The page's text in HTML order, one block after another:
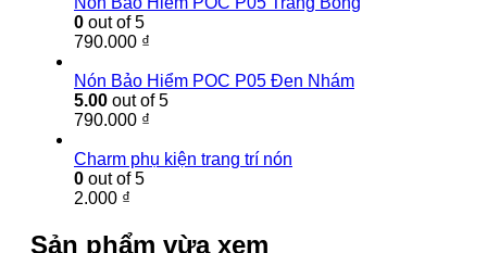
0 out of 5
790.000 ₫
Nón Bảo Hiểm POC P05 Đen Nhám
5.00 out of 5
790.000 ₫
Charm phụ kiện trang trí nón
0 out of 5
2.000 ₫
Sản phẩm vừa xem